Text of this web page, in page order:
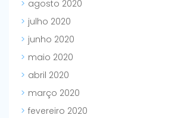
agosto 2020
julho 2020
junho 2020
maio 2020
abril 2020
março 2020
fevereiro 2020